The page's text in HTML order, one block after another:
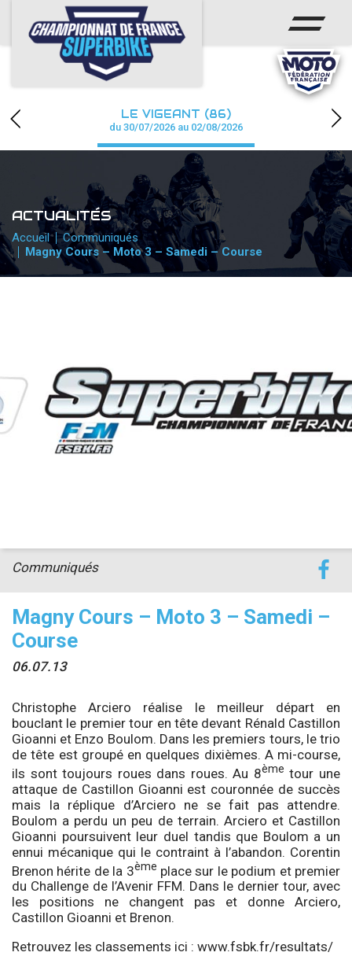
ACCUEIL
CHAMPIONNAT
CALENDRIER
PHOTOS / WEB TV
PARTENAIRES
PRESSE
LE VIGEANT (86)
du 30/07/2026 au 02/08/2026
ACTUALITÉS
Accueil
Communiqués
Magny Cours – Moto 3 – Samedi – Course
Magny Cours – Moto 3 – Samedi –
Course
06.07.13
Communiqués
Christophe Arciero réalise le meilleur départ en
bouclant le premier tour en tête devant Rénald Castillon
Gioanni et Enzo Boulom. Dans les premiers tours, le trio
de tête est groupé en quelques dixièmes. A mi-course,
ils sont toujours roues dans roues. Au 8ème tour une
attaque de Castillon Gioanni est couronnée de succès
mais la réplique d’Arciero ne se fait pas attendre.
Boulom a perdu un peu de terrain. Arciero et Castillon
Gioanni poursuivent leur duel tandis que Boulom a un
ennui mécanique qui le contraint à l’abandon. Corentin
Brenon hérite de la 3ème place sur le podium et premier
du Challenge de l’Avenir FFM. Dans le dernier tour, avec
les positions ne changent pas et donne Arciero,
Castillon Gioanni et Brenon.
Retrouvez les classements ici : www.fsbk.fr/resultats/